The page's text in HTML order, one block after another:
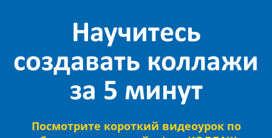
Научитесь
создавать коллажи
за 5 минут
Посмотрите короткий видеоурок по